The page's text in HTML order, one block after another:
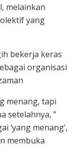
melainkan
yang
bekerja keras
organisasi
menang, tapi
setelahnya, ”
‘yang menang’,
membuka